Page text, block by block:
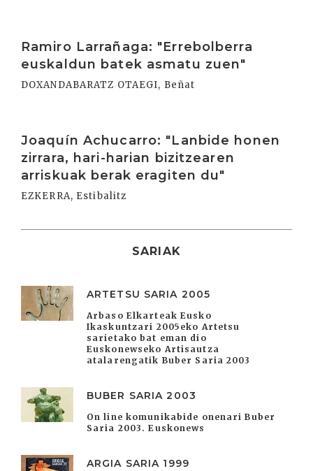
Ramiro Larrañaga: "Errebolberra
euskaldun batek asmatu zuen"
DOXANDABARATZ OTAEGI, Beñat
Joaquín Achucarro: "Lanbide honen
zirrara, hari-harian bizitzearen
arriskuak berak eragiten du"
EZKERRA, Estibalitz
SARIAK
ARTETSU SARIA 2005
Arbaso Elkarteak Eusko
Ikaskuntzari 2005eko Artetsu
sarietako bat eman dio
Euskonewseko Artisautza
atalarengatik Buber Saria 2003
BUBER SARIA 2003
On line komunikabide onenari Buber
Saria 2003. Euskonews
ARGIA SARIA 1999